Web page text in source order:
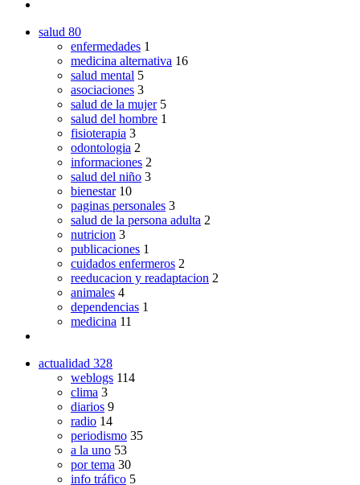
salud 80
enfermedades 1
medicina alternativa 16
salud mental 5
asociaciones 3
salud de la mujer 5
salud del hombre 1
fisioterapia 3
odontologia 2
informaciones 2
salud del niño 3
bienestar 10
paginas personales 3
salud de la persona adulta 2
nutricion 3
publicaciones 1
cuidados enfermeros 2
reeducacion y readaptacion 2
animales 4
dependencias 1
medicina 11
actualidad 328
weblogs 114
clima 3
diarios 9
radio 14
periodismo 35
a la uno 53
por tema 30
info tráfico 5